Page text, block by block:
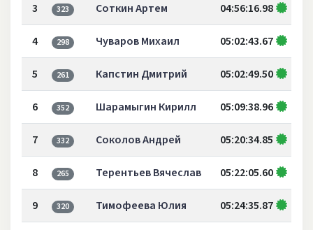
3 323 Соткин Артем 04:56:16.98
4 298 Чуваров Михаил 05:02:43.67
5 261 Капстин Дмитрий 05:02:49.50
6 352 Шарамыгин Кирилл 05:09:38.96
7 332 Соколов Андрей 05:20:34.85
8 265 Терентьев Вячеслав 05:22:05.60
9 320 Тимофеева Юлия 05:24:35.87